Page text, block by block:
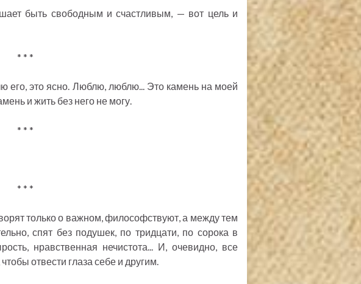
быть свободным и счастливым, — вот цель и
* * *
его, это ясно. Люблю, люблю... Это камень на моей
и жить без него не могу.
* * *
* * *
только о важном, философствуют, а между тем
спят без подушек, по тридцати, по сорока в
нравственная нечистота... И, очевидно, все
отвести глаза себе и другим.